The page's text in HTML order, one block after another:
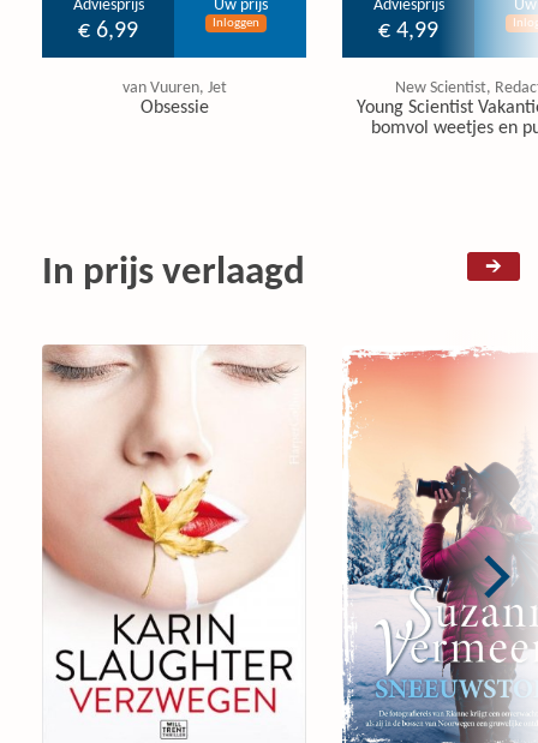
Adviesprijs
€ 6,99
Uw prijs
Inloggen
van Vuuren, Jet
Obsessie
Adviesprijs
€ 4,99
New Scientist,
Young Scientist
bomvol weetjes en
In prijs verlaagd